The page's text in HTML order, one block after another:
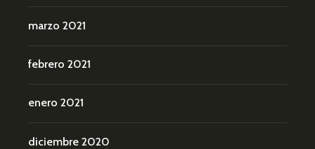
marzo 2021
febrero 2021
enero 2021
diciembre 2020